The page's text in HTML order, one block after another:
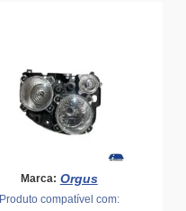
Produto compatível com:
Farol Principal
Pesado Esquerdo
Mb Actros 2016 a
Orgus - 2207449